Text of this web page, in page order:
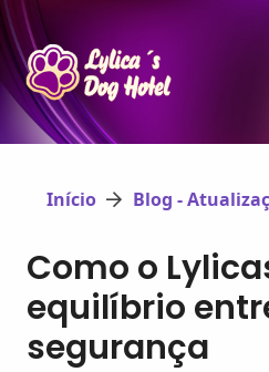
Início Blog -
Como o
equilíbrio
segurança